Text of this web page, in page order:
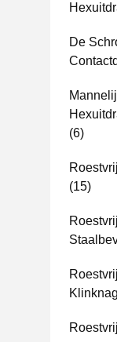
De
(6)
(15)
Roestvrij